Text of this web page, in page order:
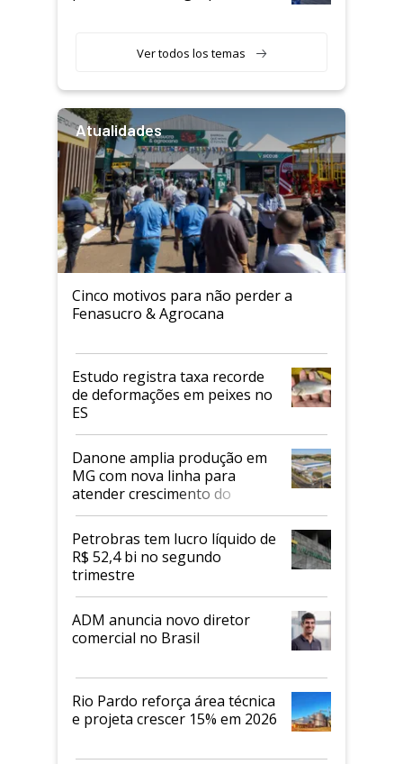
Ver todos los temas
Atualidades
Cinco motivos para não perder a
Fenasucro & Agrocana
Estudo registra taxa recorde
de deformações em peixes no
ES
Danone amplia produção em
MG com nova linha para
atender crescimento do
mercado de alimentos
proteicos
Petrobras tem lucro líquido de
R$ 52,4 bi no segundo
trimestre
ADM anuncia novo diretor
comercial no Brasil
Rio Pardo reforça área técnica
e projeta crescer 15% em 2026